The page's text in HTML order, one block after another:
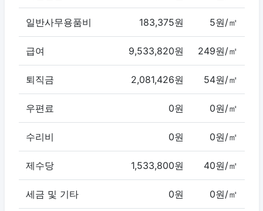
일반사무용품비 183,375원 5원/㎡
급여 9,533,820원 249원/㎡
퇴직금 2,081,426원 54원/㎡
우편료 0원 0원/㎡
수리비 0원 0원/㎡
제수당 1,533,800원 40원/㎡
세금 및 기타 0원 0원/㎡